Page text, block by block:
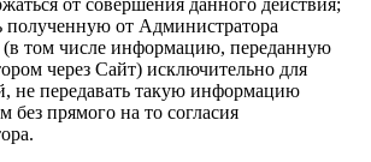
полученную от Администратора
том числе информацию, переданную
через Сайт) исключительно для
не передавать такую информацию
без прямого на то согласия